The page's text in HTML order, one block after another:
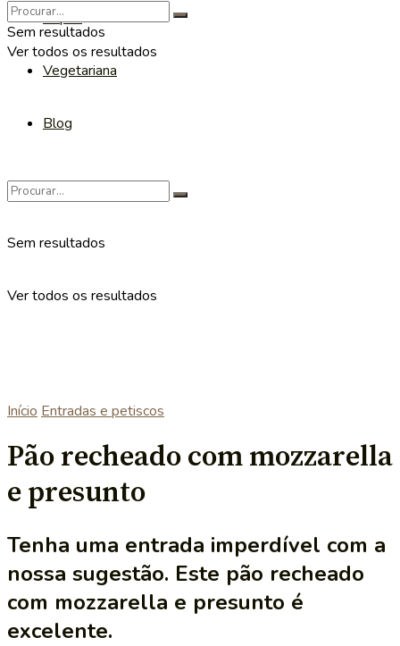
Sopas
Vegetariana
Blog
Sem resultados
Ver todos os resultados
Sem resultados
Ver todos os resultados
Início Entradas e petiscos
Pão recheado com mozzarella
e presunto
Tenha uma entrada imperdível com a
nossa sugestão. Este pão recheado
com mozzarella e presunto é
excelente.